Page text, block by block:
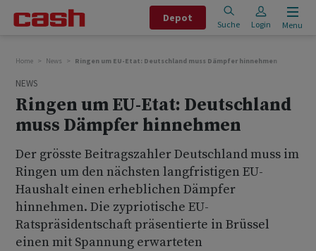
Depot
Suche Login Menu
Home News Ringen um EU-Etat: Deutschland muss Dämpfer hinnehmen
NEWS
Ringen um EU-Etat: Deutschland
muss Dämpfer hinnehmen
Der grösste Beitragszahler Deutschland muss im
Ringen um den nächsten langfristigen EU-
Haushalt einen erheblichen Dämpfer
hinnehmen. Die zypriotische EU-
Ratspräsidentschaft präsentierte in Brüssel
einen mit Spannung erwarteten